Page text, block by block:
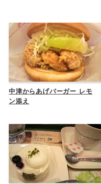
中津からあげバーガー レモ
ン添え